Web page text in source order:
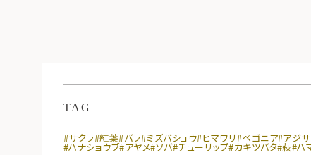
TAG
#サクラ#紅葉#バラ#ミズバショウ#ヒマワリ#ベゴニア#アジ
#ハナショウブ#アヤメ#ソバ#チューリップ#カキツバタ#萩#ハ